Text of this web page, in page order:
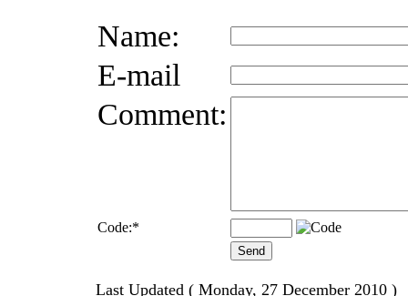
Name:
E-mail
Comment:
Code:*
Last Updated ( Monday, 27 December 2010 )